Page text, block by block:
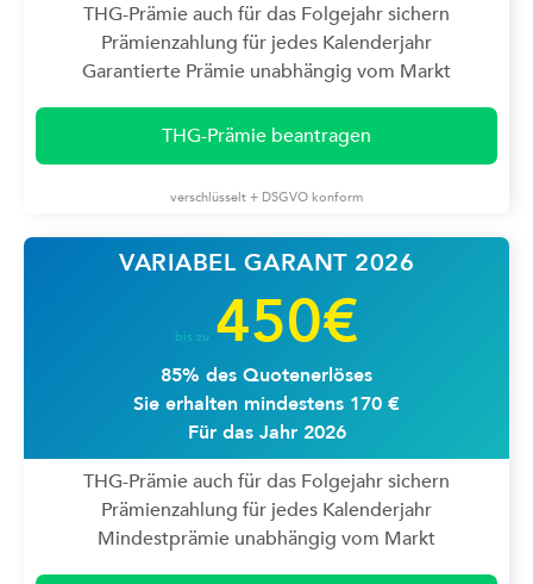
THG-Prämie auch für das Folgejahr sichern
Prämienzahlung für jedes Kalenderjahr
Garantierte Prämie unabhängig vom Markt
THG-Prämie beantragen
verschlüsselt + DSGVO konform
VARIABEL GARANT 2026
bis zu450€
85% des Quotenerlöses
Sie erhalten mindestens 170 €
Für das Jahr 2026
THG-Prämie auch für das Folgejahr sichern
Prämienzahlung für jedes Kalenderjahr
Mindestprämie unabhängig vom Markt